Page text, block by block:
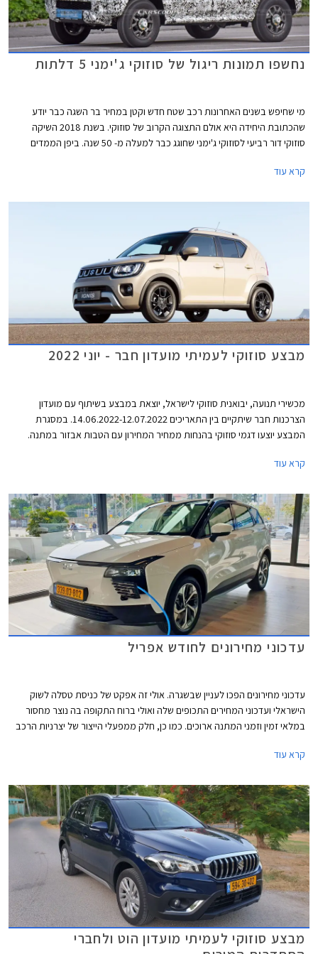
נחשפו תמונות ריגול של סוזוקי ג'ימני 5 דלתות
מי שחיפש בשנים האחרונות רכב שטח חדש וקטן במחיר בר השגה כבר יודע
שהכתובת היחידה היא אולם התצוגה הקרוב של סוזוקי. בשנת 2018 השיקה
סוזוקי דור רביעי לסוזוקי ג'ימני שחוגג כבר למעלה מ- 50 שנה. ביפן הממדים
במיסוי ומקילים את ההתניידות בסמטאות הצפופות. בישראל זוכה הדור הנוכחי
קרא עוד
מבצע סוזוקי לעמיתי מועדון חבר - יוני 2022
מכשירי תנועה, יבואנית סוזוקי לישראל, יוצאת במבצע בשיתוף עם מועדון
הצרכנות חבר שיתקיים בין התאריכים 14.06.2022-12.07.2022. במסגרת
המבצע יוצעו דגמי סוזוקי בהנחות ממחיר המחירון עם הטבות אבזור במתנה.
קרא עוד
עדכוני מחירונים לחודש אפריל
עדכוני מחירונים הפכו לעניין שבשגרה. אולי זה אפקט של כניסת טסלה לשוק
הישראלי ועדכוני המחירים התכופים שלה ואולי ברוח התקופה בה נוצר מחסור
במלאי זמין וזמני המתנה ארוכים. כמו כן, חלק ממפעלי הייצור של יצרניות הרכב
קרא עוד
מבצע סוזוקי לעמיתי מועדון הוט ולחברי